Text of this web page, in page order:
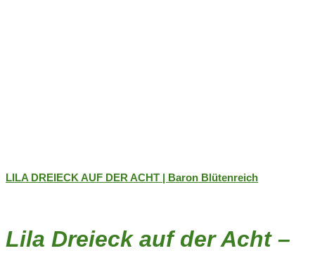
LILA DREIECK AUF DER ACHT | Baron Blütenreich
Lila Dreieck auf der Acht –